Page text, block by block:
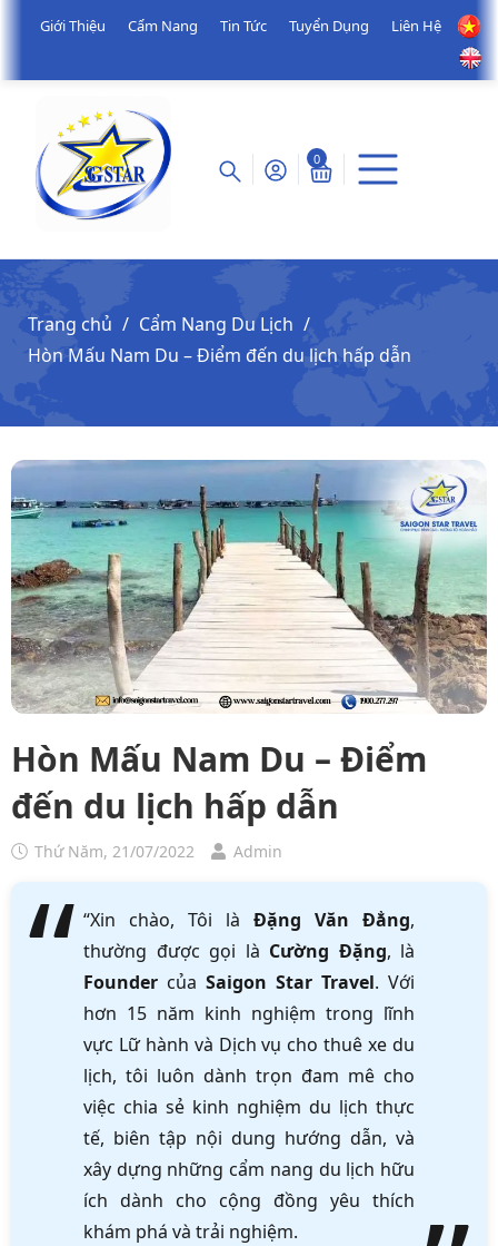
Giới Thiệu Cẩm Nang Tin Tức Tuyển Dụng Liên Hệ
0
Trang chủ
Cẩm Nang Du Lịch
Hòn Mấu Nam Du – Điểm đến du lịch hấp dẫn
Hòn Mấu Nam Du – Điểm
đến du lịch hấp dẫn
Thứ Năm, 21/07/2022 Admin
“Xin chào, Tôi là Đặng Văn Đẳng,
thường được gọi là Cường Đặng, là
Founder của Saigon Star Travel. Với
hơn 15 năm kinh nghiệm trong lĩnh
vực Lữ hành và Dịch vụ cho thuê xe du
lịch, tôi luôn dành trọn đam mê cho
việc chia sẻ kinh nghiệm du lịch thực
tế, biên tập nội dung hướng dẫn, và
xây dựng những cẩm nang du lịch hữu
ích dành cho cộng đồng yêu thích
khám phá và trải nghiệm.